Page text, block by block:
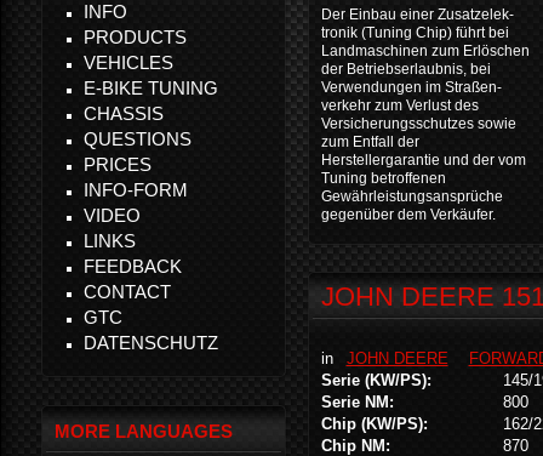
Der Einbau einer Zusatzelek-
tronik (Tuning Chip) führt bei
Landmaschinen zum Erlöschen
der Betriebserlaubnis, bei
Verwendungen im Straßen-
verkehr zum Verlust des
Versicherungsschutzes sowie
zum Entfall der
Herstellergarantie und der vom
Tuning betroffenen
Gewährleistungsansprüche
gegenüber dem Verkäufer.
JOHN DEERE
in JOHN DEERE
Serie (KW/PS):
145/
Serie NM:
800
Chip (KW/PS):
162/
Chip NM:
870
INFO
PRODUCTS
VEHICLES
E-BIKE TUNING
CHASSIS
QUESTIONS
PRICES
INFO-FORM
VIDEO
LINKS
FEEDBACK
CONTACT
GTC
DATENSCHUTZ
MORE LANGUAGES